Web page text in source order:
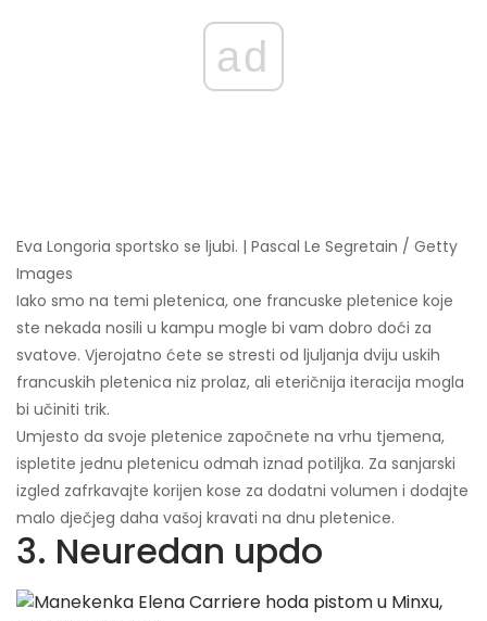
ad
Eva Longoria sportsko se ljubi. | Pascal Le Segretain / Getty
Images
Iako smo na temi pletenica, one francuske pletenice koje
ste nekada nosili u kampu mogle bi vam dobro doći za
svatove. Vjerojatno ćete se stresti od ljuljanja dviju uskih
francuskih pletenica niz prolaz, ali eteričnija iteracija mogla
bi učiniti trik.
Umjesto da svoje pletenice započnete na vrhu tjemena,
ispletite jednu pletenicu odmah iznad potiljka. Za sanjarski
izgled zafrkavajte korijen kose za dodatni volumen i dodajte
malo dječjeg daha vašoj kravati na dnu pletenice.
3. Neuredan updo